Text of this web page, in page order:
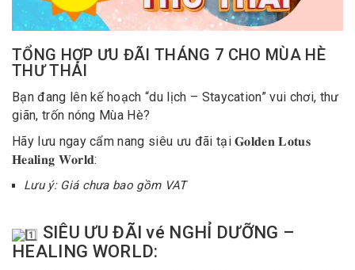
TỔNG HỢP ƯU ĐÃI THÁNG 7 CHO MÙA HÈ
THƯ THÁI
Bạn đang lên kế hoạch “du lịch – Staycation” vui chơi, thư
giãn, trốn nóng Mùa Hè?
Hãy lưu ngay cẩm nang siêu ưu đãi tại 𝐆𝐨𝐥𝐝𝐞𝐧 𝐋𝐨𝐭𝐮𝐬
𝐇𝐞𝐚𝐥𝐢𝐧𝐠 𝐖𝐨𝐫𝐥𝐝:
Lưu ý: Giá chưa bao gồm VAT
SIÊU ƯU ĐÃI vé NGHỈ DƯỠNG –
HEALING WORLD: